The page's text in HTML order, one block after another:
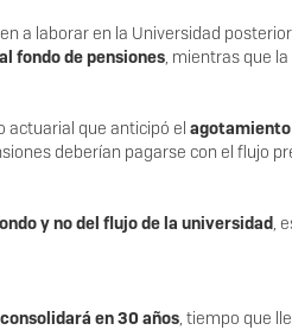
a laborar en la Universidad
fondo de pensiones, mientras que
actuarial que anticipó el
deberían pagarse con el flujo
y no del flujo de la universidad,
en 30 años, tiempo que